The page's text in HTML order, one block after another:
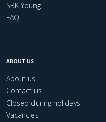
SBK Young
FAQ
ABOUT US
About us
Contact us
Closed during holidays
Vacancies